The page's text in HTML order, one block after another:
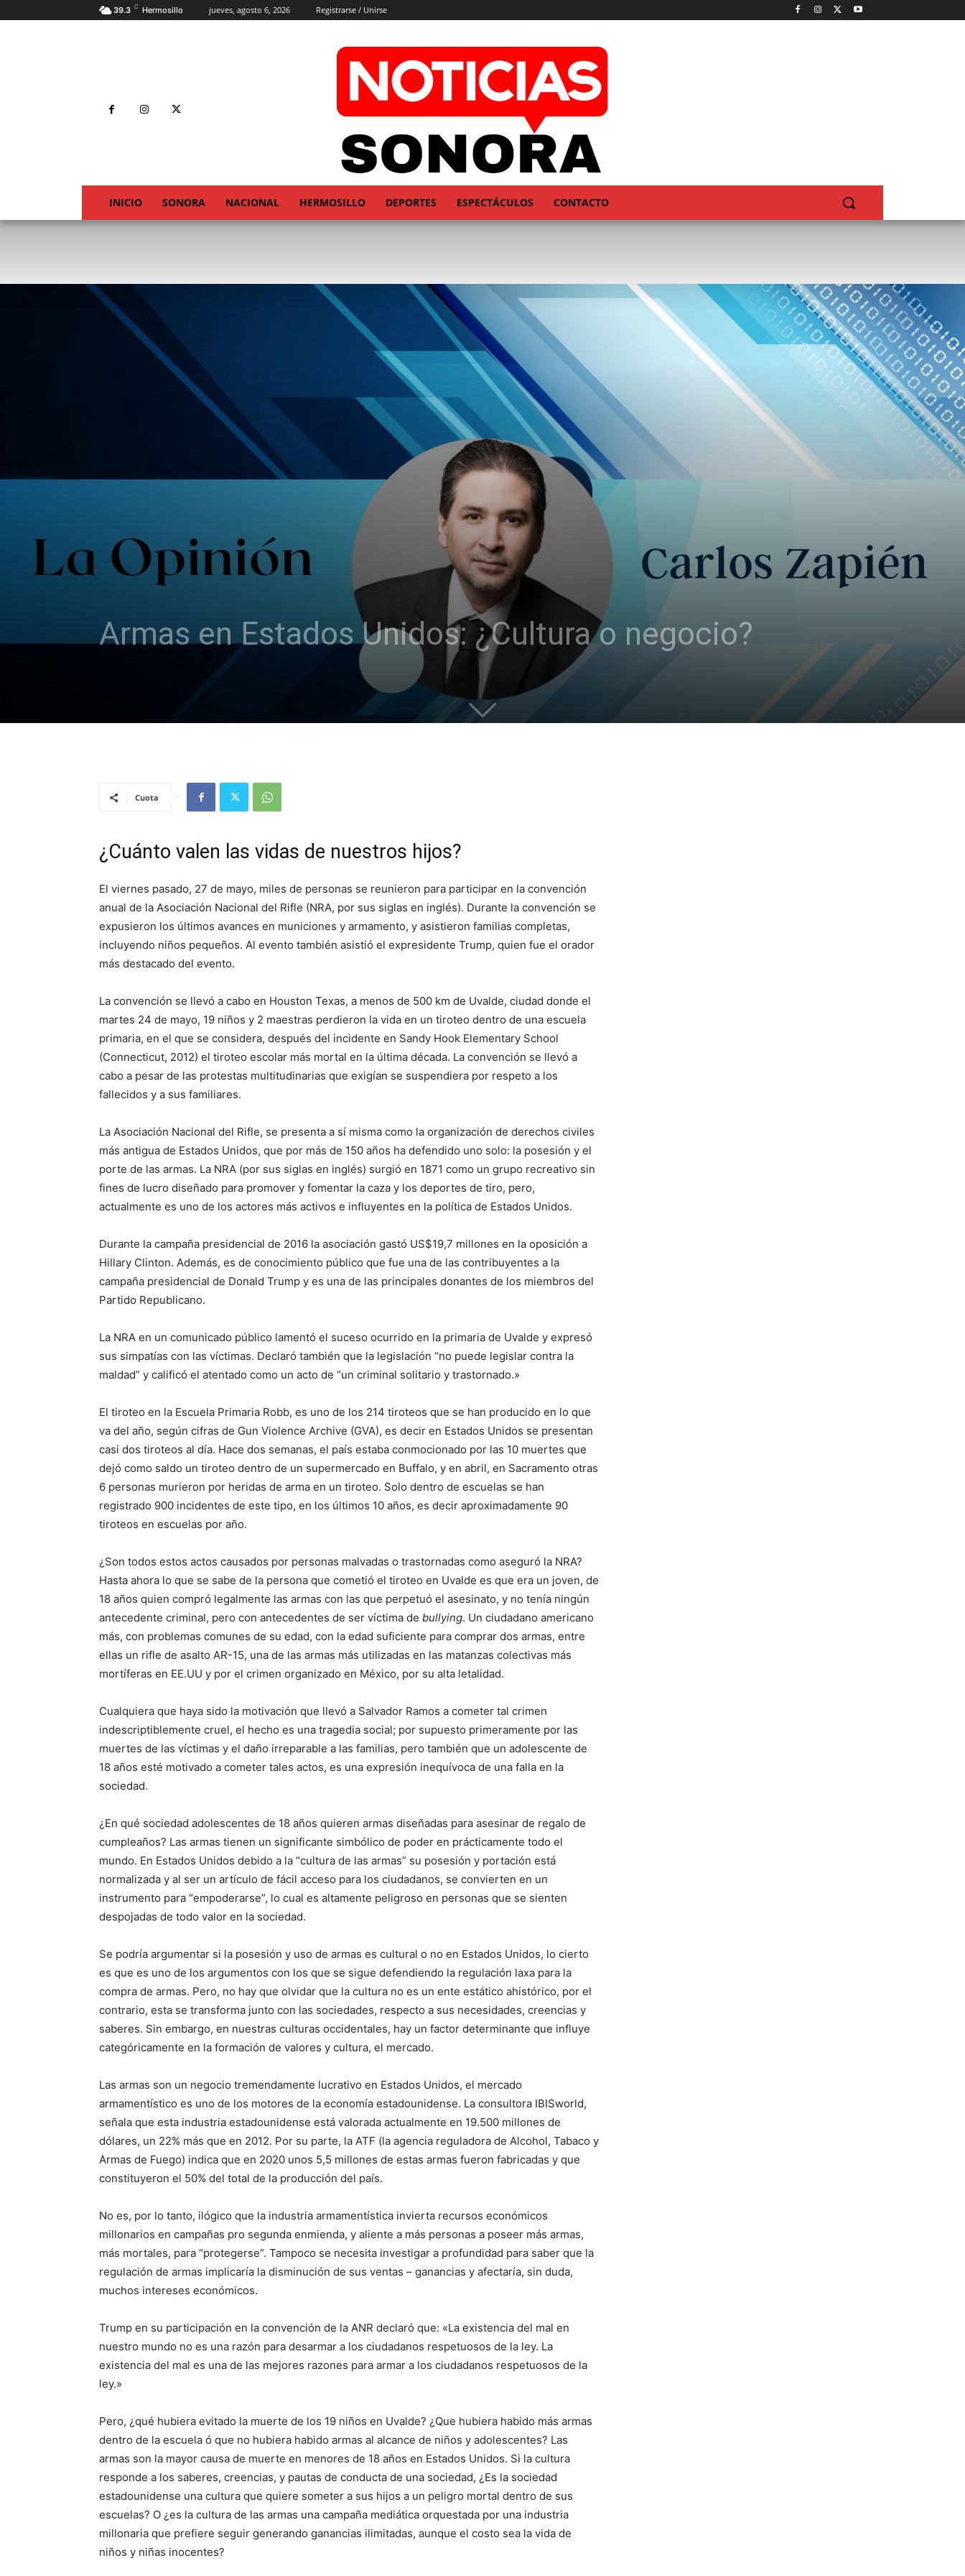
39.3 C Hermosillo jueves, agosto 6, 2026 Registrarse / Unirse
INICIO SONORA NACIONAL HERMOSILLO DEPORTES ESPECTÁCULOS CONTACTO
Armas en Estados Unidos: ¿Cultura o negocio?
Cuota
¿Cuánto valen las vidas de nuestros hijos?
El viernes pasado, 27 de mayo, miles de personas se reunieron para participar en la convención
anual de la Asociación Nacional del Rifle (NRA, por sus siglas en inglés). Durante la convención se
expusieron los últimos avances en municiones y armamento, y asistieron familias completas,
incluyendo niños pequeños. Al evento también asistió el expresidente Trump, quien fue el orador
más destacado del evento.
La convención se llevó a cabo en Houston Texas, a menos de 500 km de Uvalde, ciudad donde el
martes 24 de mayo, 19 niños y 2 maestras perdieron la vida en un tiroteo dentro de una escuela
primaria, en el que se considera, después del incidente en Sandy Hook Elementary School
(Connecticut, 2012) el tiroteo escolar más mortal en la última década. La convención se llevó a
cabo a pesar de las protestas multitudinarias que exigían se suspendiera por respeto a los
fallecidos y a sus familiares.
La Asociación Nacional del Rifle, se presenta a sí misma como la organización de derechos civiles
más antigua de Estados Unidos, que por más de 150 años ha defendido uno solo: la posesión y el
porte de las armas. La NRA (por sus siglas en inglés) surgió en 1871 como un grupo recreativo sin
fines de lucro diseñado para promover y fomentar la caza y los deportes de tiro, pero,
actualmente es uno de los actores más activos e influyentes en la política de Estados Unidos.
Durante la campaña presidencial de 2016 la asociación gastó US$19,7 millones en la oposición a
Hillary Clinton. Además, es de conocimiento público que fue una de las contribuyentes a la
campaña presidencial de Donald Trump y es una de las principales donantes de los miembros del
Partido Republicano.
La NRA en un comunicado público lamentó el suceso ocurrido en la primaria de Uvalde y expresó
sus simpatías con las víctimas. Declaró también que la legislación “no puede legislar contra la
maldad” y calificó el atentado como un acto de “un criminal solitario y trastornado.»
El tiroteo en la Escuela Primaria Robb, es uno de los 214 tiroteos que se han producido en lo que
va del año, según cifras de Gun Violence Archive (GVA), es decir en Estados Unidos se presentan
casi dos tiroteos al día. Hace dos semanas, el país estaba conmocionado por las 10 muertes que
dejó como saldo un tiroteo dentro de un supermercado en Buffalo, y en abril, en Sacramento otras
6 personas murieron por heridas de arma en un tiroteo. Solo dentro de escuelas se han
registrado 900 incidentes de este tipo, en los últimos 10 años, es decir aproximadamente 90
tiroteos en escuelas por año.
¿Son todos estos actos causados por personas malvadas o trastornadas como aseguró la NRA?
Hasta ahora lo que se sabe de la persona que cometió el tiroteo en Uvalde es que era un joven, de
18 años quien compró legalmente las armas con las que perpetuó el asesinato, y no tenía ningún
antecedente criminal, pero con antecedentes de ser víctima de bullying. Un ciudadano americano
más, con problemas comunes de su edad, con la edad suficiente para comprar dos armas, entre
ellas un rifle de asalto AR-15, una de las armas más utilizadas en las matanzas colectivas más
mortíferas en EE.UU y por el crimen organizado en México, por su alta letalidad.
Cualquiera que haya sido la motivación que llevó a Salvador Ramos a cometer tal crimen
indescriptiblemente cruel, el hecho es una tragedia social; por supuesto primeramente por las
muertes de las víctimas y el daño irreparable a las familias, pero también que un adolescente de
18 años esté motivado a cometer tales actos, es una expresión inequívoca de una falla en la
sociedad.
¿En qué sociedad adolescentes de 18 años quieren armas diseñadas para asesinar de regalo de
cumpleaños? Las armas tienen un significante simbólico de poder en prácticamente todo el
mundo. En Estados Unidos debido a la “cultura de las armas” su posesión y portación está
normalizada y al ser un artículo de fácil acceso para los ciudadanos, se convierten en un
instrumento para “empoderarse”, lo cual es altamente peligroso en personas que se sienten
despojadas de todo valor en la sociedad.
Se podría argumentar si la posesión y uso de armas es cultural o no en Estados Unidos, lo cierto
es que es uno de los argumentos con los que se sigue defendiendo la regulación laxa para la
compra de armas. Pero, no hay que olvidar que la cultura no es un ente estático ahistórico, por el
contrario, esta se transforma junto con las sociedades, respecto a sus necesidades, creencias y
saberes. Sin embargo, en nuestras culturas occidentales, hay un factor determinante que influye
categóricamente en la formación de valores y cultura, el mercado.
Las armas son un negocio tremendamente lucrativo en Estados Unidos, el mercado
armamentístico es uno de los motores de la economía estadounidense. La consultora IBISworld,
señala que esta industria estadounidense está valorada actualmente en 19.500 millones de
dólares, un 22% más que en 2012. Por su parte, la ATF (la agencia reguladora de Alcohol, Tabaco y
Armas de Fuego) indica que en 2020 unos 5,5 millones de estas armas fueron fabricadas y que
constituyeron el 50% del total de la producción del país.
No es, por lo tanto, ilógico que la industria armamentística invierta recursos económicos
millonarios en campañas pro segunda enmienda, y aliente a más personas a poseer más armas,
más mortales, para “protegerse”. Tampoco se necesita investigar a profundidad para saber que la
regulación de armas implicaría la disminución de sus ventas – ganancias y afectaría, sin duda,
muchos intereses económicos.
Trump en su participación en la convención de la ANR declaró que: «La existencia del mal en
nuestro mundo no es una razón para desarmar a los ciudadanos respetuosos de la ley. La
existencia del mal es una de las mejores razones para armar a los ciudadanos respetuosos de la
ley.»
Pero, ¿qué hubiera evitado la muerte de los 19 niños en Uvalde? ¿Que hubiera habido más armas
dentro de la escuela ó que no hubiera habido armas al alcance de niños y adolescentes? Las
armas son la mayor causa de muerte en menores de 18 años en Estados Unidos. Si la cultura
responde a los saberes, creencias, y pautas de conducta de una sociedad, ¿Es la sociedad
estadounidense una cultura que quiere someter a sus hijos a un peligro mortal dentro de sus
escuelas? O ¿es la cultura de las armas una campaña mediática orquestada por una industria
millonaria que prefiere seguir generando ganancias ilimitadas, aunque el costo sea la vida de
niños y niñas inocentes?